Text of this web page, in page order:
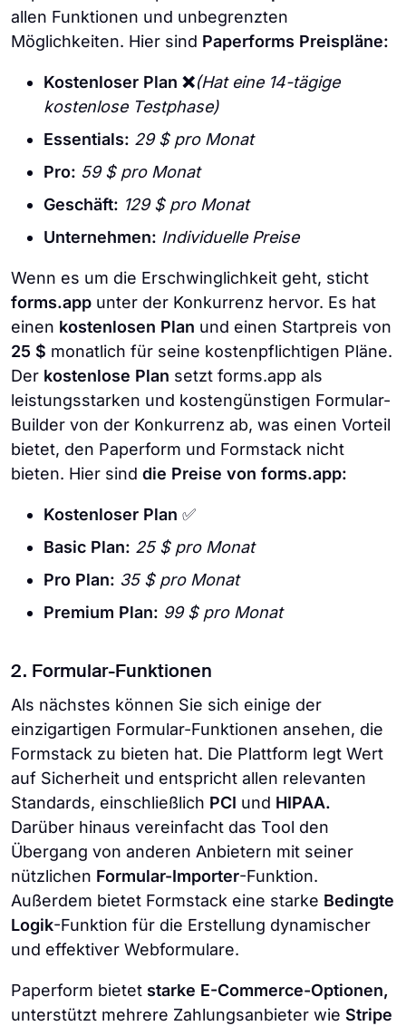
allen Funktionen und unbegrenzten
Möglichkeiten. Hier sind Paperforms Preispläne:
Kostenloser Plan ❌(Hat eine 14-tägige
kostenlose Testphase)
Essentials: 29 $ pro Monat
Pro: 59 $ pro Monat
Geschäft: 129 $ pro Monat
Unternehmen: Individuelle Preise
Wenn es um die Erschwinglichkeit geht, sticht
forms.app unter der Konkurrenz hervor. Es hat
einen kostenlosen Plan und einen Startpreis von
25 $ monatlich für seine kostenpflichtigen Pläne.
Der kostenlose Plan setzt forms.app als
leistungsstarken und kostengünstigen Formular-
Builder von der Konkurrenz ab, was einen Vorteil
bietet, den Paperform und Formstack nicht
bieten. Hier sind die Preise von forms.app:
Kostenloser Plan ✅
Basic Plan: 25 $ pro Monat
Pro Plan: 35 $ pro Monat
Premium Plan: 99 $ pro Monat
2. Formular-Funktionen
Als nächstes können Sie sich einige der
einzigartigen Formular-Funktionen ansehen, die
Formstack zu bieten hat. Die Plattform legt Wert
auf Sicherheit und entspricht allen relevanten
Standards, einschließlich PCI und HIPAA.
Darüber hinaus vereinfacht das Tool den
Übergang von anderen Anbietern mit seiner
nützlichen Formular-Importer-Funktion.
Außerdem bietet Formstack eine starke Bedingte
Logik-Funktion für die Erstellung dynamischer
und effektiver Webformulare.
Paperform bietet starke E-Commerce-Optionen,
unterstützt mehrere Zahlungsanbieter wie Stripe